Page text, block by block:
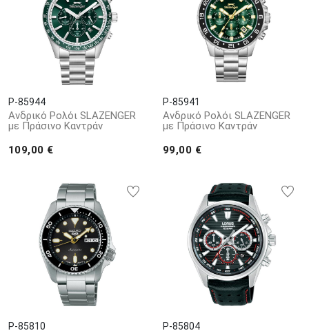
P-85944
Ανδρικό Ρολόι SLAZENGER
με Πράσινο Καντράν
109,00 €
P-85941
Ανδρικό Ρολόι SLAZENGER
με Πράσινο Καντράν
99,00 €
P-85810 P-85804